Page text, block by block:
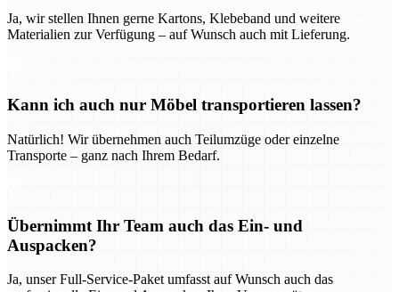
Ja, wir stellen Ihnen gerne Kartons, Klebeband und weitere
Materialien zur Verfügung – auf Wunsch auch mit Lieferung.
Kann ich auch nur Möbel transportieren lassen?
Natürlich! Wir übernehmen auch Teilumzüge oder einzelne
Transporte – ganz nach Ihrem Bedarf.
Übernimmt Ihr Team auch das Ein- und
Auspacken?
Ja, unser Full-Service-Paket umfasst auf Wunsch auch das